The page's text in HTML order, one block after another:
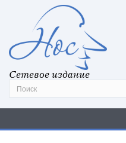
Сетевое издание